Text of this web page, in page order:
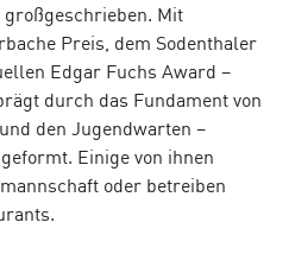
Mit
Preis, dem Sodenthaler
Edgar Fuchs Award –
durch das Fundament von
den Jugendwarten –
Einige von ihnen
oder betreiben